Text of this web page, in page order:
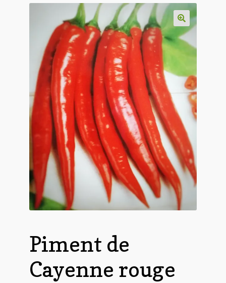
Piment de
Cayenne rouge